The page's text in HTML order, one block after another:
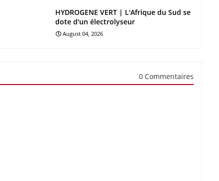
HYDROGENE VERT | L'Afrique du Sud se
dote d'un électrolyseur
August 04, 2026
0 Commentaires